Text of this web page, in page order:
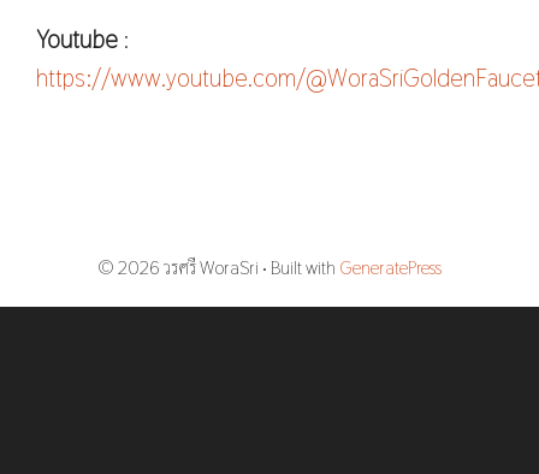
Youtube :
https://www.youtube.com/
© 2026 วรศรี WoraSri • Built with GeneratePress